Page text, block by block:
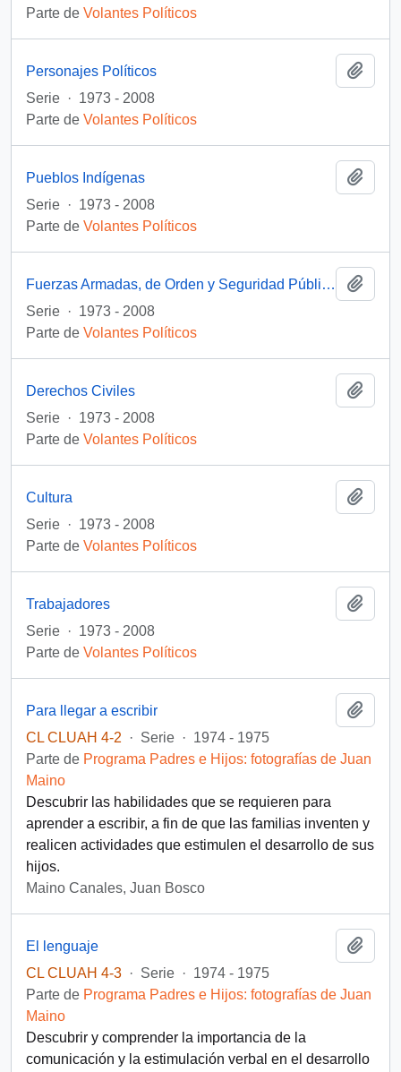
Parte de Volantes Políticos
Personajes Políticos
Serie · 1973 - 2008
Parte de Volantes Políticos
Pueblos Indígenas
Serie · 1973 - 2008
Parte de Volantes Políticos
Fuerzas Armadas, de Orden y Seguridad Pública
Serie · 1973 - 2008
Parte de Volantes Políticos
Derechos Civiles
Serie · 1973 - 2008
Parte de Volantes Políticos
Cultura
Serie · 1973 - 2008
Parte de Volantes Políticos
Trabajadores
Serie · 1973 - 2008
Parte de Volantes Políticos
Para llegar a escribir
CL CLUAH 4-2
· Serie · 1974 - 1975
Parte de Programa Padres e Hijos: fotografías de Juan
Maino
Descubrir las habilidades que se requieren para
aprender a escribir, a fin de que las familias inventen y
realicen actividades que estimulen el desarrollo de sus
hijos.
Maino Canales, Juan Bosco
El lenguaje
CL CLUAH 4-3 · Serie · 1974 - 1975
Parte de Programa Padres e Hijos: fotografías de Juan
Maino
Descubrir y comprender la importancia de la
comunicación y la estimulación verbal en el desarrollo